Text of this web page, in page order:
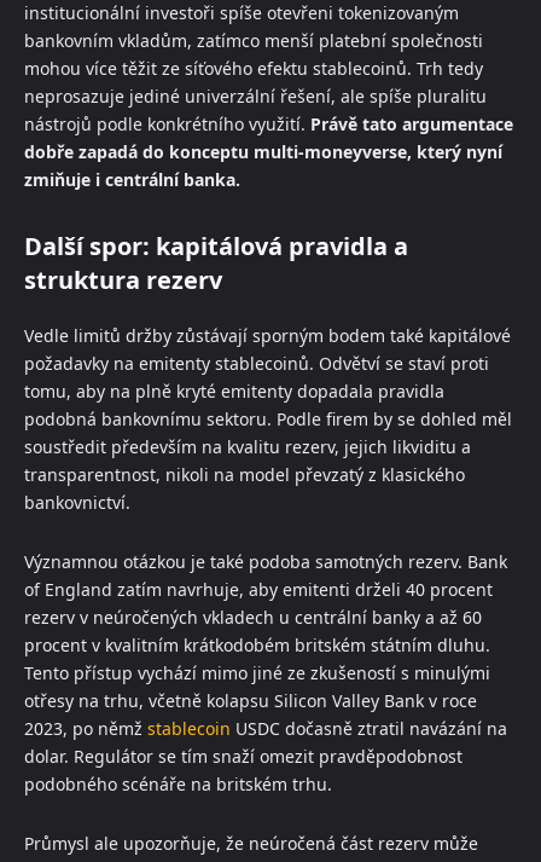
institucionální investoři spíše otevřeni tokenizovaným
bankovním vkladům, zatímco menší platební společnosti
mohou více těžit ze síťového efektu stablecoinů. Trh tedy
neprosazuje jediné univerzální řešení, ale spíše pluralitu
nástrojů podle konkrétního využití. Právě tato argumentace
dobře zapadá do konceptu multi-moneyverse, který nyní
zmiňuje i centrální banka.
Další spor: kapitálová pravidla a
struktura rezerv
Vedle limitů držby zůstávají sporným bodem také kapitálové
požadavky na emitenty stablecoinů. Odvětví se staví proti
tomu, aby na plně kryté emitenty dopadala pravidla
podobná bankovnímu sektoru. Podle firem by se dohled měl
soustředit především na kvalitu rezerv, jejich likviditu a
transparentnost, nikoli na model převzatý z klasického
bankovnictví.
Významnou otázkou je také podoba samotných rezerv. Bank
of England zatím navrhuje, aby emitenti drželi 40 procent
rezerv v neúročených vkladech u centrální banky a až 60
procent v kvalitním krátkodobém britském státním dluhu.
Tento přístup vychází mimo jiné ze zkušeností s minulými
otřesy na trhu, včetně kolapsu Silicon Valley Bank v roce
2023, po němž stablecoin USDC dočasně ztratil navázání na
dolar. Regulátor se tím snaží omezit pravděpodobnost
podobného scénáře na britském trhu.
Průmysl ale upozorňuje, že neúročená část rezerv může